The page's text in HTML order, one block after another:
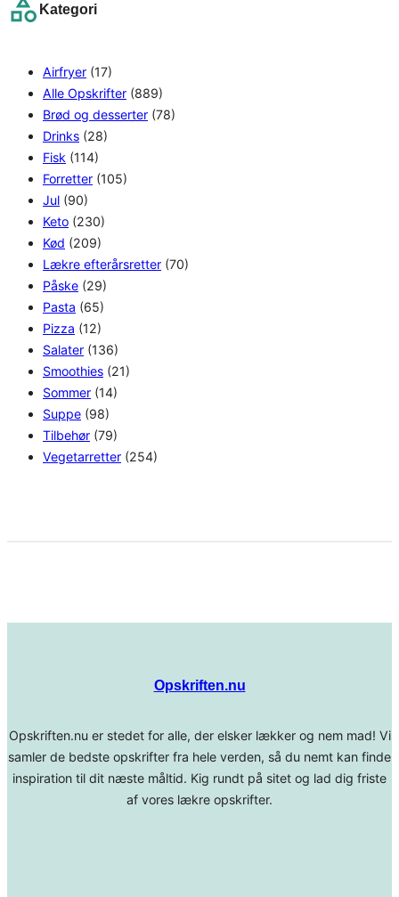
c
Kategori
Airfryer (17)
Alle Opskrifter (889)
Brød og desserter (78)
Drinks (28)
Fisk (114)
Forretter (105)
Jul (90)
Keto (230)
Kød (209)
Lækre efterårsretter (70)
Påske (29)
Pasta (65)
Pizza (12)
Salater (136)
Smoothies (21)
Sommer (14)
Suppe (98)
Tilbehør (79)
Vegetarretter (254)
Opskriften.nu
Opskriften.nu er stedet for alle, der elsker lækker og nem mad! Vi
samler de bedste opskrifter fra hele verden, så du nemt kan finde
inspiration til dit næste måltid. Kig rundt på sitet og lad dig friste
af vores lækre opskrifter.